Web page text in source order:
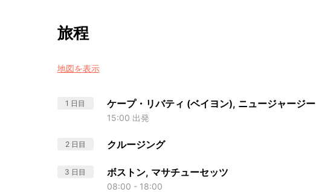
旅程
地図を表示
1 日目 ケープ・リバティ (ベイヨン), ニュージャージー
15:00 出発
2 日目 クルージング
3 日目 ボストン, マサチューセッツ
08:00 - 18:00